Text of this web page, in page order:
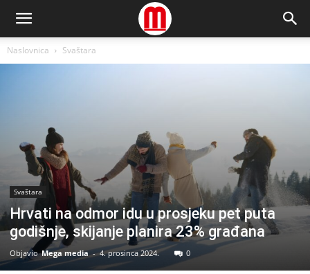
Naslovnica Svaštara
Svaštara
Hrvati na odmor idu u prosjeku pet puta
godišnje, skijanje planira 23% građana
Objavio Mega media - 4. prosinca 2024. 0